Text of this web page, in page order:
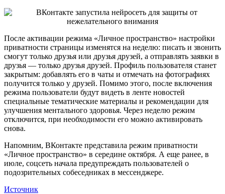
После активации режима «Личное пространство» настройки
приватности страницы изменятся на неделю: писать и звонить
смогут только друзья или друзья друзей, а отправлять заявки в
друзья — только друзья друзей. Профиль пользователя станет
закрытым: добавлять его в чаты и отмечать на фотографиях
получится только у друзей. Помимо этого, после включения
режима пользователи будут видеть в ленте новостей
специальные тематические материалы и рекомендации для
улучшения ментального здоровья. Через неделю режим
отключится, при необходимости его можно активировать
снова.
Напомним, ВКонтакте представила режим приватности
«Личное пространство» в середине октября. А еще ранее, в
июле, соцсеть начала предупреждать пользователей о
подозрительных собеседниках в мессенджере.
Источник